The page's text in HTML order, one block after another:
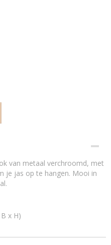
van metaal verchroomd, met
je jas op te hangen. Mooi in
x H)